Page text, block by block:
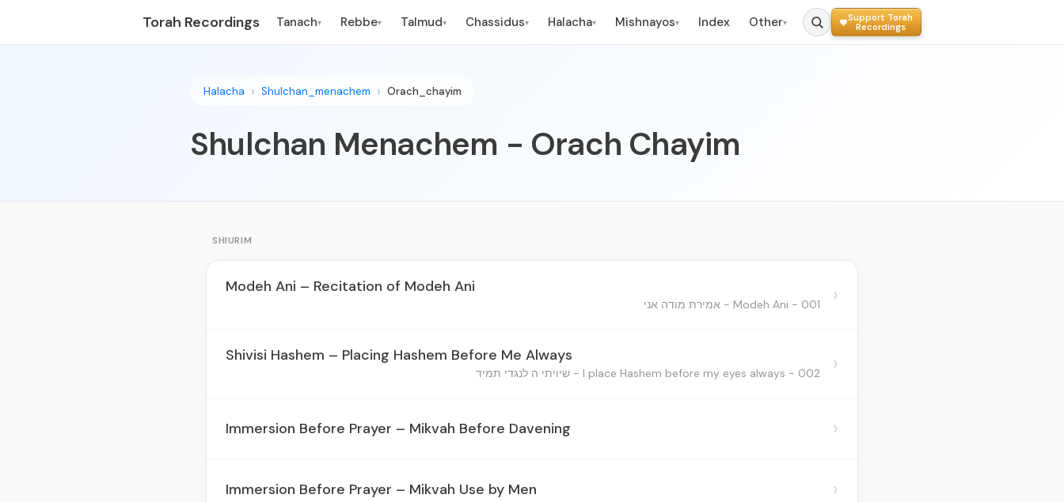
Torah Recordings Tanach▾ Rebbe▾ Talmud▾ Chassidus▾ Halacha▾ Mishnayos▾ Index Other▾
Support Torah
Recordings
Halacha Shulchan_menachem Orach_chayim
Shulchan Menachem - Orach Chayim
SHIURIM
Modeh Ani – Recitation of Modeh Ani
001 - Modeh Ani - אמירת מודה אני ›
Shivisi Hashem – Placing Hashem Before Me Always
002 - I place Hashem before my eyes always - שיויתי ה לנגדי תמיד ›
Immersion Before Prayer – Mikvah Before Davening ›
Immersion Before Prayer – Mikvah Use by Men ›